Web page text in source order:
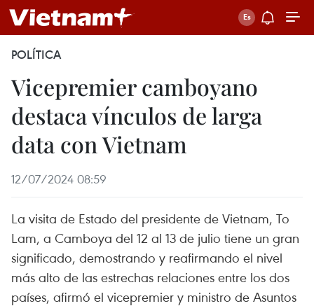
POLÍTICA
Vicepremier camboyano
destaca vínculos de larga
data con Vietnam
12/07/2024 08:59
La visita de Estado del presidente de Vietnam, To
Lam, a Camboya del 12 al 13 de julio tiene un gran
significado, demostrando y reafirmando el nivel
más alto de las estrechas relaciones entre los dos
países, afirmó el vicepremier y ministro de Asuntos